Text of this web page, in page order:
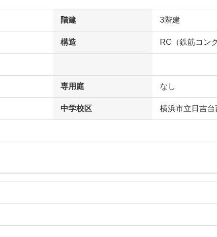
階建 3階建
構造 RC（鉄筋コン
専用庭 なし
中学校区 横浜市立日吉台